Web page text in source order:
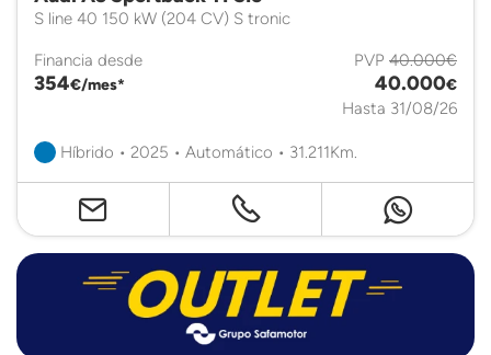
S line 40 150 kW (204 CV) S tronic
Financia desde
354€/mes*
PVP 40.000€
40.000€
Hasta 31/08/26
Híbrido • 2025 • Automático • 31.211Km.